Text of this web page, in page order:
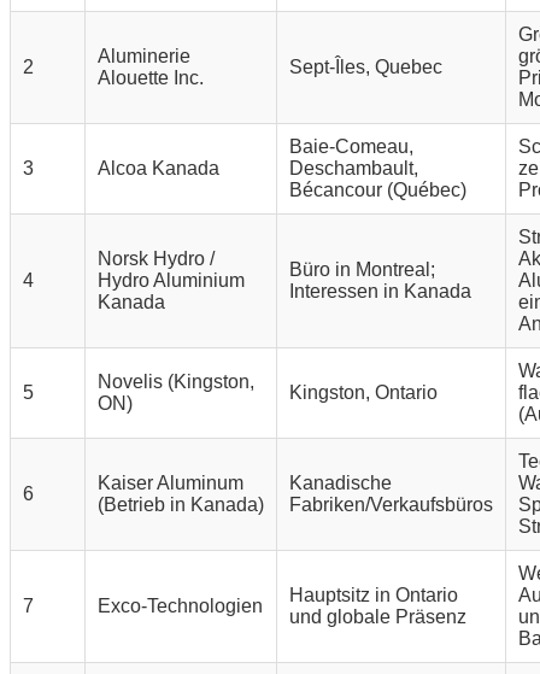
2
Aluminerie
Alouette Inc.
Sept-Îles, Quebec
3 Alcoa Kanada
Baie-Comeau,
Deschambault,
Bécancour (Québec)
4
Norsk Hydro /
Hydro Aluminium
Kanada
Büro in Montreal;
Interessen in Kanada
5
Novelis (Kingston,
ON)
Kingston, Ontario
6
Kaiser Aluminum
(Betrieb in Kanada)
Kanadische
Fabriken/Verkaufsbüros
7 Exco-Technologien
Hauptsitz in Ontario
und globale Präsenz